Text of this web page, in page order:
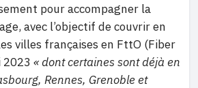
pour accompagner la
avec l’objectif de couvrir en
villes françaises en FttO (Fiber
2023 «dont certaines sont déjà en
Rennes, Grenoble et